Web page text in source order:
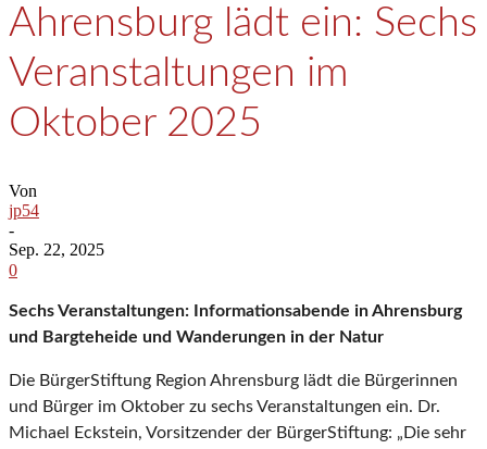
Ahrensburg lädt ein: Sechs
Veranstaltungen im
Oktober 2025
Von
jp54
-
Sep. 22, 2025
0
Sechs Veranstaltungen: Informationsabende in Ahrensburg
und Bargteheide und Wanderungen in der Natur
Die BürgerStiftung Region Ahrensburg lädt die Bürgerinnen
und Bürger im Oktober zu sechs Veranstaltungen ein. Dr.
Michael Eckstein, Vorsitzender der BürgerStiftung: „Die sehr